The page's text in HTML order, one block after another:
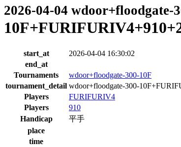
2026-04-04 wdoor+floodgate-
start_at
2026-04-04 16:30:02
end_at
Tournaments
wdoor+floodgate-300-10F
tournament_detail wdoor+floodgate-300-
Players
FURIFURIV4
Players
910
Handicap
平手
place
time